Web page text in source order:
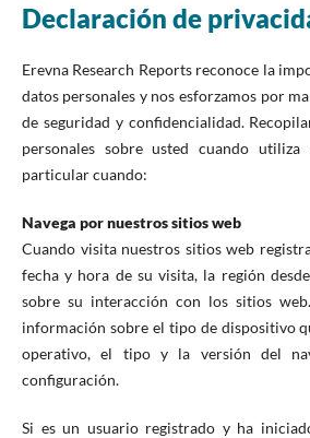
Declaración de
Erevna Research Reports reconoce la
datos personales y nos esforzamos por
de seguridad y confidencialidad.
personales sobre usted cuando utiliza
particular cuando:
Navega por nuestros sitios web
Cuando visita nuestros sitios web
fecha y hora de su visita, la región
sobre su interacción con los sitios
información sobre el tipo de dispositivo
operativo, el tipo y la versión del
configuración.
Si es un usuario registrado y ha